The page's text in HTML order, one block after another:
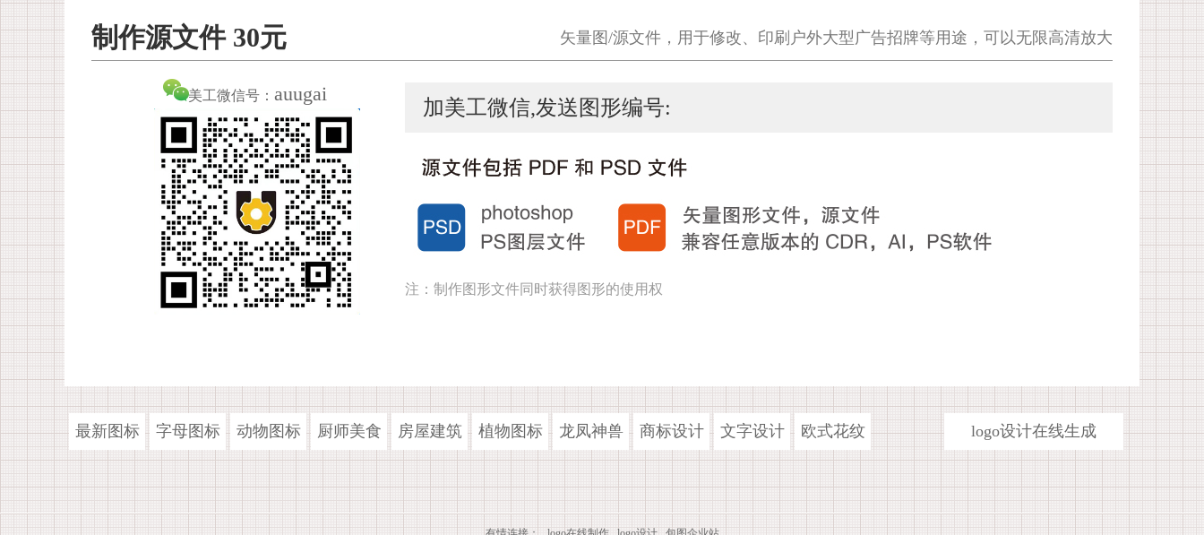
制作源文件 30元 矢量图/源文件，用于修改、印刷户外大型广告招牌等用途，可以无限高清放大
美工微信号： auugai
加美工微信,发送图形编号:
注：制作图形文件同时获得图形的使用权
最新图标 字母图标 动物图标 厨师美食 房屋建筑 植物图标 龙凤神兽 商标设计 文字设计 欧式花纹 logo设计在线生成